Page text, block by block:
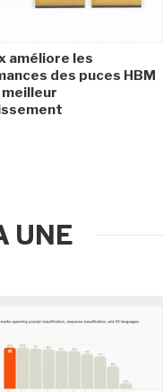
améliore les
des puces HBM
meilleur
UNE